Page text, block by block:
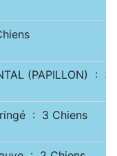
(PAPILLON) : 3
: 3 Chiens